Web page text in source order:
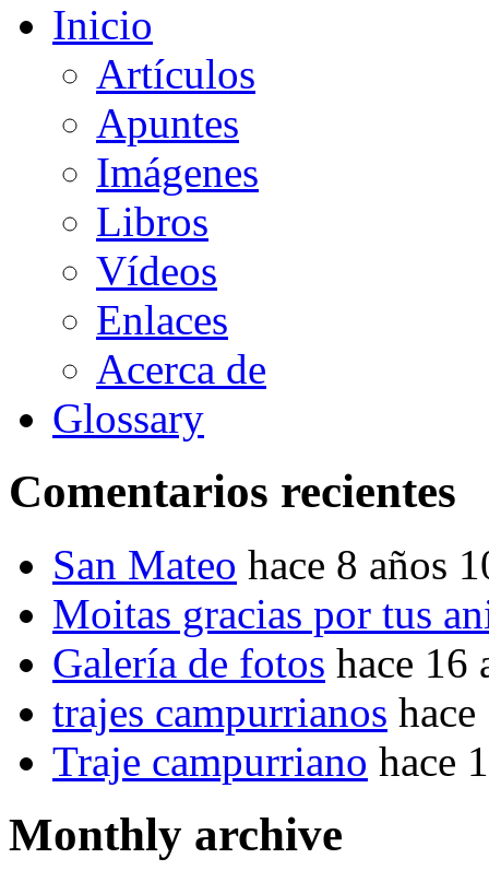
Inicio
Artículos
Apuntes
Imágenes
Libros
Vídeos
Enlaces
Acerca de
Glossary
Comentarios recientes
San Mateo hace 8 años
Moitas gracias por tus
Galería de fotos hace 16
trajes campurrianos
Traje campurriano hace
Monthly archive